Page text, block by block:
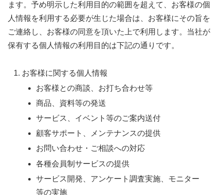
ます。予め明示した利用目的の範囲を超えて、お客様の個
人情報を利用する必要が生じた場合は、お客様にその旨を
ご連絡し、お客様の同意を頂いた上で利用します。当社が
保有する個人情報の利用目的は下記の通りです。
お客様に関する個人情報
お客様との商談、お打ち合わせ等
商品、資料等の発送
サービス、イベント等のご案内送付
顧客サポート、メンテナンスの提供
お問い合わせ・ご相談への対応
各種会員制サービスの提供
サービス開発、アンケート調査実施、モニター
等の実施